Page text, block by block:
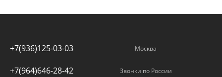
+7(936)125-03-03 Москва
+7(964)646-28-42 Звонки по России